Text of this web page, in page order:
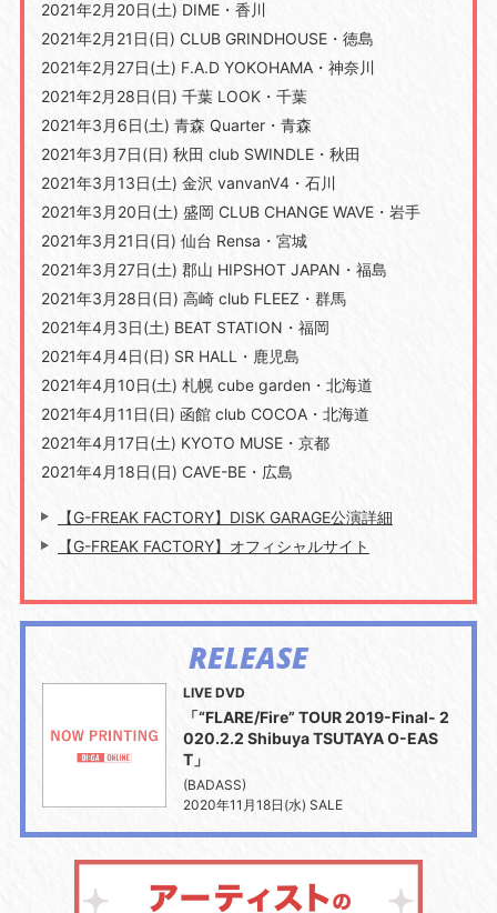
2021年2月20日(土) DIME・香川
2021年2月21日(日) CLUB GRINDHOUSE・徳島
2021年2月27日(土) F.A.D YOKOHAMA・神奈川
2021年2月28日(日) 千葉 LOOK・千葉
2021年3月6日(土) 青森 Quarter・青森
2021年3月7日(日) 秋田 club SWINDLE・秋田
2021年3月13日(土) 金沢 vanvanV4・石川
2021年3月20日(土) 盛岡 CLUB CHANGE WAVE・岩手
2021年3月21日(日) 仙台 Rensa・宮城
2021年3月27日(土) 郡山 HIPSHOT JAPAN・福島
2021年3月28日(日) 高崎 club FLEEZ・群馬
2021年4月3日(土) BEAT STATION・福岡
2021年4月4日(日) SR HALL・鹿児島
2021年4月10日(土) 札幌 cube garden・北海道
2021年4月11日(日) 函館 club COCOA・北海道
2021年4月17日(土) KYOTO MUSE・京都
2021年4月18日(日) CAVE-BE・広島
【G-FREAK FACTORY】DISK GARAGE公演詳細
【G-FREAK FACTORY】オフィシャルサイト
RELEASE
LIVE DVD
「“FLARE/Fire” TOUR 2019-Final- 2
020.2.2 Shibuya TSUTAYA O-EAS
T」
(BADASS)
2020年11月18日(水) SALE